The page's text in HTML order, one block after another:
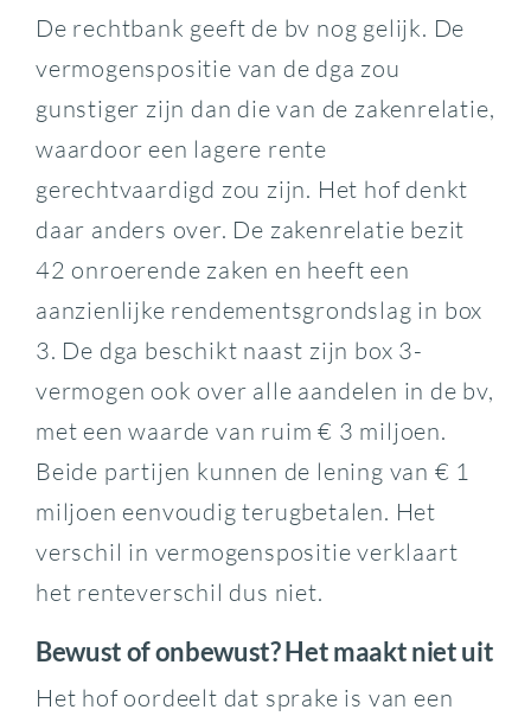
De rechtbank geeft de bv nog gelijk. De
vermogenspositie van de dga zou
gunstiger zijn dan die van de zakenrelatie,
waardoor een lagere rente
gerechtvaardigd zou zijn. Het hof denkt
daar anders over. De zakenrelatie bezit
42 onroerende zaken en heeft een
aanzienlijke rendementsgrondslag in box
3. De dga beschikt naast zijn box 3-
vermogen ook over alle aandelen in de bv,
met een waarde van ruim € 3 miljoen.
Beide partijen kunnen de lening van € 1
miljoen eenvoudig terugbetalen. Het
verschil in vermogenspositie verklaart
het renteverschil dus niet.
Bewust of onbewust? Het maakt niet uit
Het hof oordeelt dat sprake is van een